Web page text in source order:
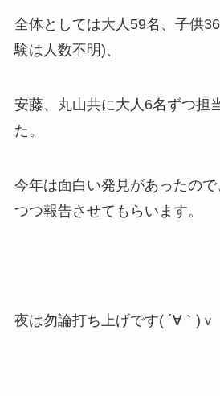
全体としては大人59名、子供
験は人数不明)、
安藤、丸山共に大人6名ずつ担
た。
今年は面白い発見があったの
つつ報告させてもらいます。
夜は勿論打ち上げです( ´∀｀)ｖ